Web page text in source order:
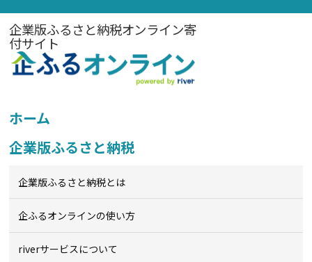
企業版ふるさと納税オンライン寄
付サイト
ホーム
企業版ふるさと納税
企業版ふるさと納税とは
企ふるオンラインの使い方
riverサービスについて